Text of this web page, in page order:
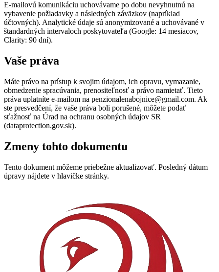
E-mailovú komunikáciu uchovávame po dobu nevyhnutnú na
vybavenie požiadavky a následných záväzkov (napríklad
účtovných). Analytické údaje sú anonymizované a uchovávané v
štandardných intervaloch poskytovateľa (Google: 14 mesiacov,
Clarity: 90 dní).
Vaše práva
Máte právo na prístup k svojim údajom, ich opravu, vymazanie,
obmedzenie spracúvania, prenositeľnosť a právo namietať. Tieto
práva uplatníte e-mailom na penzionalenabojnice@gmail.com. Ak
ste presvedčení, že vaše práva boli porušené, môžete podať
sťažnosť na Úrad na ochranu osobných údajov SR
(dataprotection.gov.sk).
Zmeny tohto dokumentu
Tento dokument môžeme priebežne aktualizovať. Posledný dátum
úpravy nájdete v hlavičke stránky.